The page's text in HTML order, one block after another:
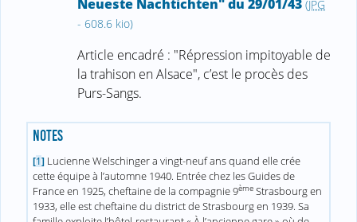
Neueste Nachtichten" du 29/01/43 (JPG
- 608.6 kio)
Article encadré : "Répression impitoyable de
la trahison en Alsace", c’est le procès des
Purs-Sangs.
NOTES
[1] Lucienne Welschinger a vingt-neuf ans quand elle crée
cette équipe à l’automne 1940. Entrée chez les Guides de
France en 1925, cheftaine de la compagnie 9ème Strasbourg en
1933, elle est cheftaine du district de Strasbourg en 1939. Sa